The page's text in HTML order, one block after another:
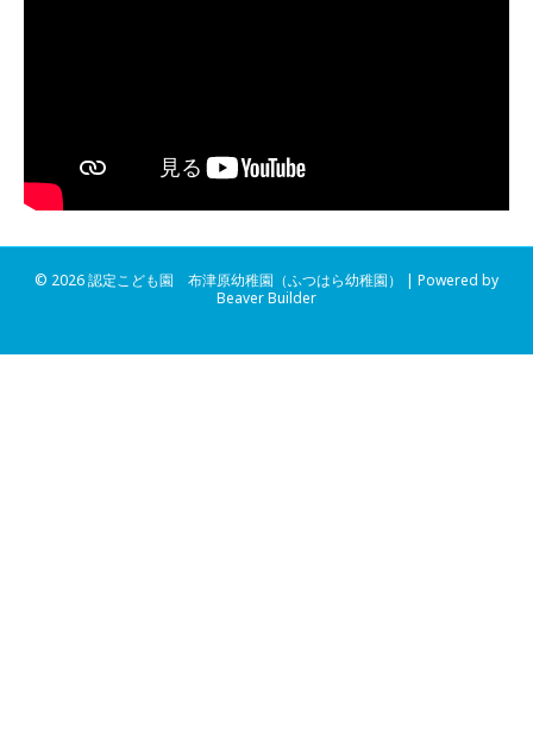
© 2026 認定こども園 布津原幼稚園（ふつはら幼稚園） | Powered by
Beaver Builder